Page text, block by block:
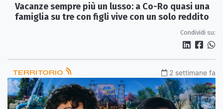
Vacanze sempre più un lusso: a Co-Ro quasi una
famiglia su tre con figli vive con un solo reddito
Condividi su:
TERRITORIO 2 settimane fa